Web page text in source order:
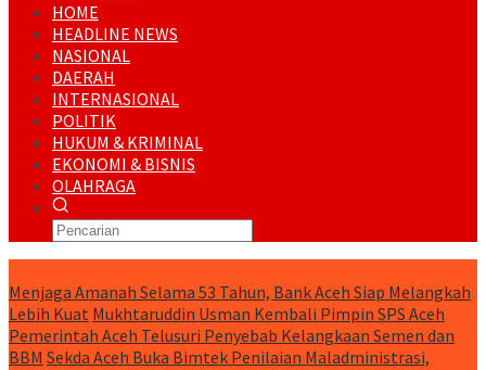
HOME
HEADLINE NEWS
NASIONAL
DAERAH
INTERNASIONAL
POLITIK
HUKUM & KRIMINAL
EKONOMI & BISNIS
OLAHRAGA
Menjaga Amanah Selama 53 Tahun, Bank Aceh Siap Melangkah
Lebih Kuat Mukhtaruddin Usman Kembali Pimpin SPS Aceh
Pemerintah Aceh Telusuri Penyebab Kelangkaan Semen dan
BBM Sekda Aceh Buka Bimtek Penilaian Maladministrasi,